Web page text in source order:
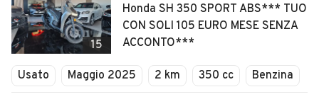
15
Honda SH 350 SPORT ABS*** TUO
CON SOLI 105 EURO MESE SENZA
ACCONTO***
Usato Maggio 2025 2 km 350 cc Benzina